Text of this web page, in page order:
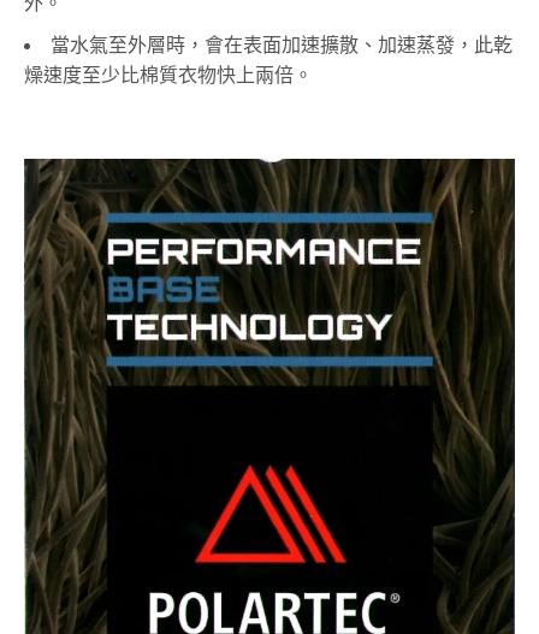
當水氣至外層時，會在表面加速擴散、加速蒸發，此乾
燥速度至少比棉質衣物快上兩倍。